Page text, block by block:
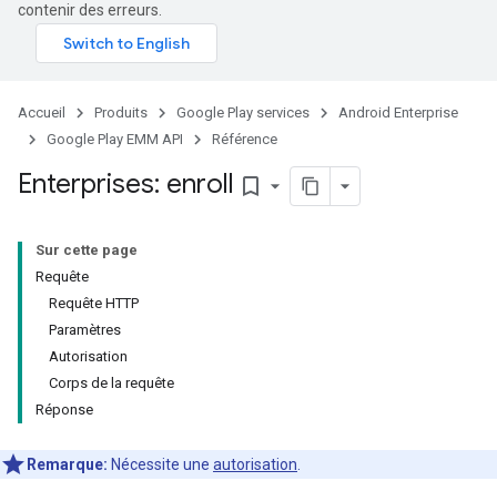
contenir des erreurs.
Accueil Produits Google Play services
Android Enterprise
Google Play EMM API
Référence
Enterprises: enroll bookmark_border
Sur cette page
Requête
Requête HTTP
Paramètres
Autorisation
Corps de la requête
Réponse
Remarque: Nécessite une autorisation